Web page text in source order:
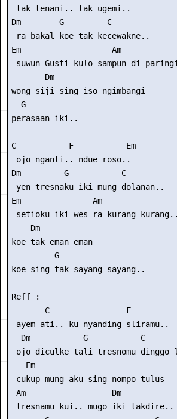
tak tenani.. tak ugemi..
Dm        G         C
ra bakal koe tak kecewakne..
Em                   Am
suwun Gusti kulo sampun di paringi
       Dm
wong siji sing iso ngimbangi
  G
perasaan iki..
C           F           Em
ojo nganti.. ndue roso..
Dm         G           C
yen tresnaku iki mung dolanan..
Em               Am
setioku iki wes ra kurang kurang..
    Dm
koe tak eman eman
         G
koe sing tak sayang sayang..
Reff :
       C                F
ayem ati.. ku nyanding sliramu..
  Dm           G           C
ojo diculke tali tresnomu dinggo
   Em
cukup mung aku sing nompo tulus
Am                  Dm
tresnamu kui.. mugo iki takdire..